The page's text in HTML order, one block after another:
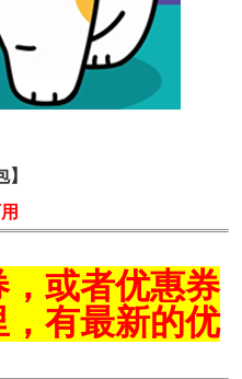
或者优惠券
有最新的优